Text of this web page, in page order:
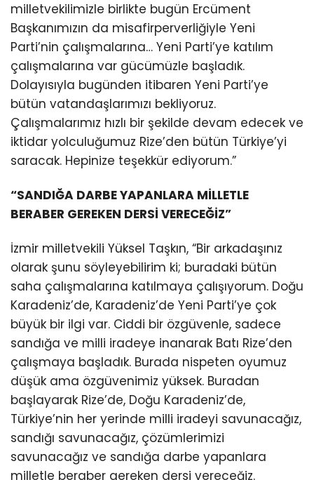
milletvekilimizle birlikte bugün Ercüment
Başkanımızın da misafirperverliğiyle Yeni
Parti’nin çalışmalarına… Yeni Parti’ye katılım
çalışmalarına var gücümüzle başladık.
Dolayısıyla bugünden itibaren Yeni Parti’ye
bütün vatandaşlarımızı bekliyoruz.
Çalışmalarımız hızlı bir şekilde devam edecek ve
iktidar yolculuğumuz Rize’den bütün Türkiye’yi
saracak. Hepinize teşekkür ediyorum.”
“SANDIĞA DARBE YAPANLARA MİLLETLE
BERABER GEREKEN DERSİ VERECEĞİZ”
İzmir milletvekili Yüksel Taşkın, “Bir arkadaşınız
olarak şunu söyleyebilirim ki; buradaki bütün
saha çalışmalarına katılmaya çalışıyorum. Doğu
Karadeniz’de, Karadeniz’de Yeni Parti’ye çok
büyük bir ilgi var. Ciddi bir özgüvenle, sadece
sandığa ve milli iradeye inanarak Batı Rize’den
çalışmaya başladık. Burada nispeten oyumuz
düşük ama özgüvenimiz yüksek. Buradan
başlayarak Rize’de, Doğu Karadeniz’de,
Türkiye’nin her yerinde milli iradeyi savunacağız,
sandığı savunacağız, çözümlerimizi
savunacağız ve sandığa darbe yapanlara
milletle beraber gereken dersi vereceğiz.